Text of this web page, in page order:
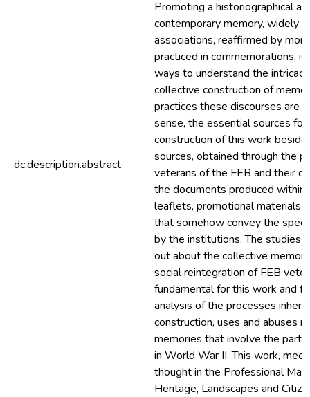
dc.description.abstract
Promoting a historiographical
contemporary memory, widely
associations, reaffirmed by
practiced in commemorations,
ways to understand the
collective construction of
practices these discourses are
sense, the essential sources for
construction of this work
sources, obtained through the
veterans of the FEB and their
the documents produced within
leaflets, promotional materials
that somehow convey the
by the institutions. The studies
out about the collective
social reintegration of FEB
fundamental for this work and
analysis of the processes
construction, uses and abuses
memories that involve the
in World War II. This work,
thought in the Professional
Heritage, Landscapes and